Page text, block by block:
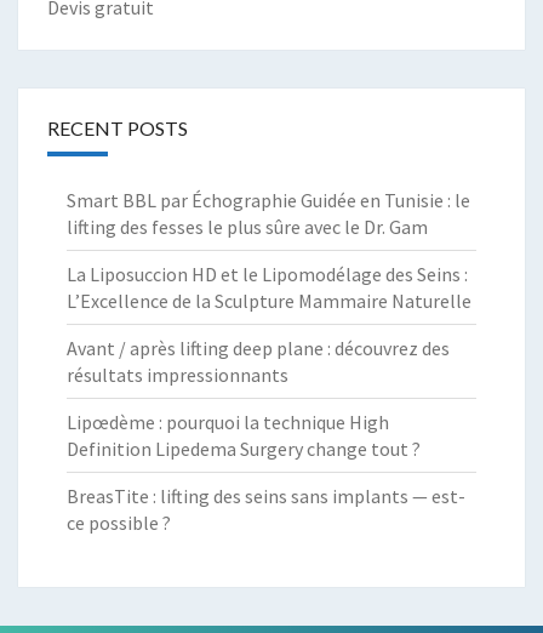
Devis gratuit
RECENT POSTS
Smart BBL par Échographie Guidée en Tunisie : le
lifting des fesses le plus sûre avec le Dr. Gam
La Liposuccion HD et le Lipomodélage des Seins :
L’Excellence de la Sculpture Mammaire Naturelle
Avant / après lifting deep plane : découvrez des
résultats impressionnants
Lipœdème : pourquoi la technique High
Definition Lipedema Surgery change tout ?
BreasTite : lifting des seins sans implants — est-
ce possible ?